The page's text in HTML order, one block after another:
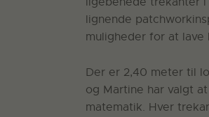
lignende
muligheder for at
Der er 2,40 meter til
og Martine har valgt
matematik. Hver